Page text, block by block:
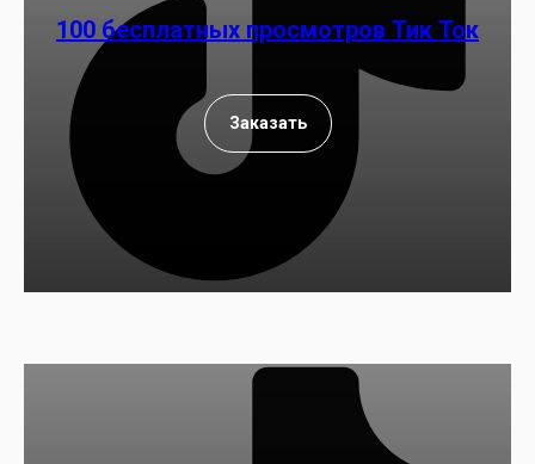
100 бесплатных просмотров Тик Ток
Заказать